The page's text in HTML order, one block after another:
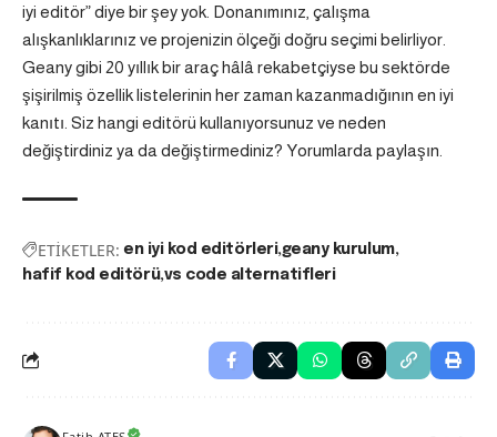
iyi editör” diye bir şey yok. Donanımınız, çalışma
alışkanlıklarınız ve projenizin ölçeği doğru seçimi belirliyor.
Geany gibi 20 yıllık bir araç hâlâ rekabetçiyse bu sektörde
şişirilmiş özellik listelerinin her zaman kazanmadığının en iyi
kanıtı. Siz hangi editörü kullanıyorsunuz ve neden
değiştirdiniz ya da değiştirmediniz? Yorumlarda paylaşın.
ETİKETLER: en iyi kod editörleri geany kurulum
hafif kod editörü vs code alternatifleri